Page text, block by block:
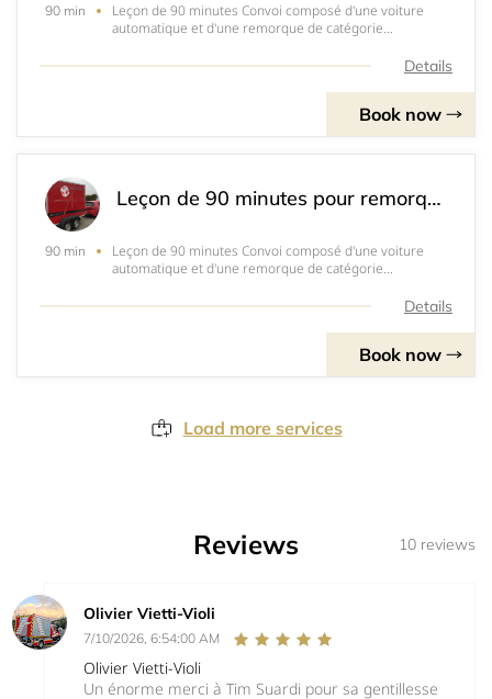
90 min
Leçon de 90 minutes Convoi composé d'une voiture
automatique et d'une remorque de catégorie
service des automobiles, 1400 Yverdon
Details
Book now
Leçon de 90 minutes pour remorque
90 min
Leçon de 90 minutes Convoi composé d'une voiture
automatique et d'une remorque de catégorie
Service des automobiles, 1400 Yverdon-les-BainsDetails
Book now
Load more services
Reviews 10 reviews
Olivier Vietti-Violi
7/10/2026, 6:54:00 AM
Olivier Vietti-Violi
Un énorme merci à Tim Suardi pour sa gentillesse